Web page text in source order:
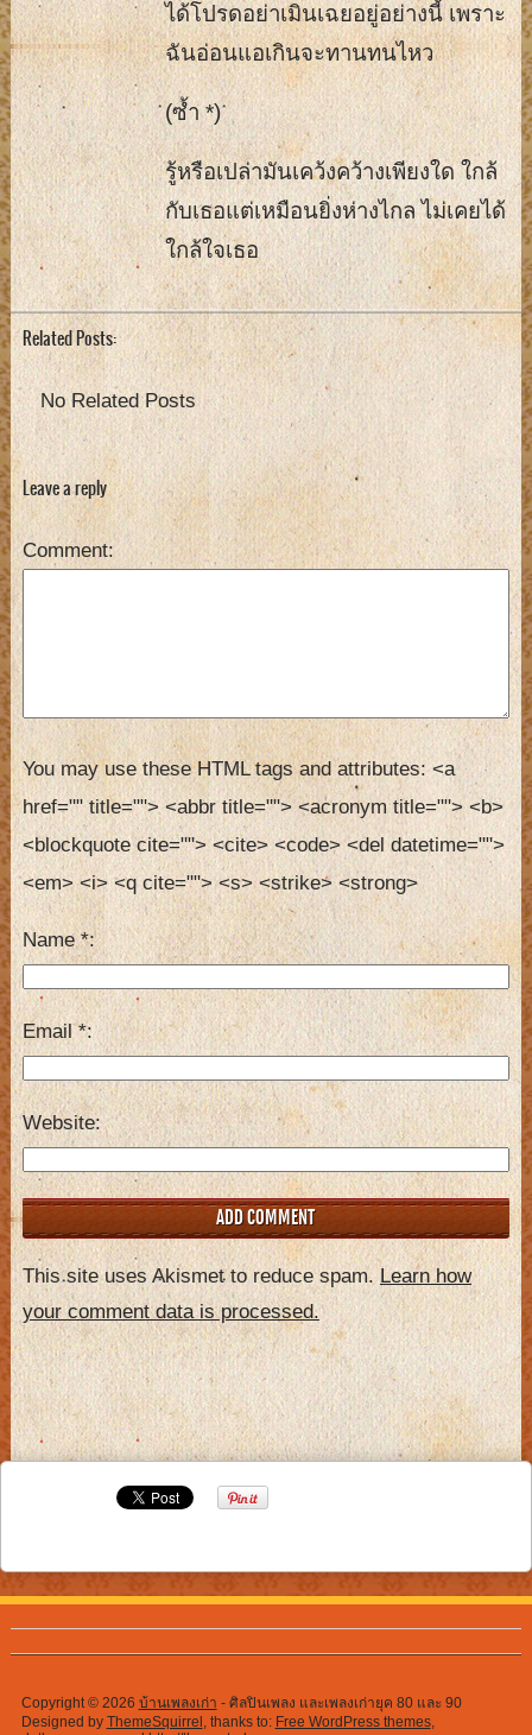
ได้โปรดอย่าเมินเฉยอยู่อย่างนี้ เพราะ
ฉันอ่อนแอเกินจะทานทนไหว
(ซ้ำ *)
รู้หรือเปล่ามันเคว้งคว้างเพียงใด ใกล้
กับเธอแต่เหมือนยิ่งห่างไกล ไม่เคยได้
ใกล้ใจเธอ
Related Posts:
No Related Posts
Leave a reply
Comment
You may use these HTML tags and attributes:<a
href="" title=""> <abbr title=""> <acronym title=""> <b>
<blockquote cite=""> <cite> <code> <del datetime="">
<em> <i> <q cite=""> <s> <strike> <strong>
Name*
Email*
Website
This site uses Akismet to reduce spam.Learn how
your comment data is processed.
Copyright © 2026 บ้านเพลงเก่า - ศิลปินเพลง และเพลงเก่ายุค 80 และ 90
Designed by ThemeSquirrel , thanks to: Free WordPress themes,